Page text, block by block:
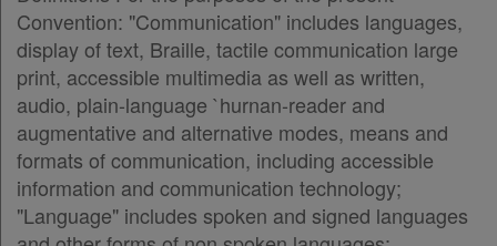
Convention: "Communication" includes languages,
display of text, Braille, tactile communication large
print, accessible multimedia as well as written,
audio, plain-language `hurnan-reader and
augmentative and alternative modes, means and
formats of communication, including accessible
information and communication technology;
"Language" includes spoken and signed languages